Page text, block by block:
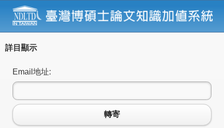
詳目顯示
Email地址:
轉寄